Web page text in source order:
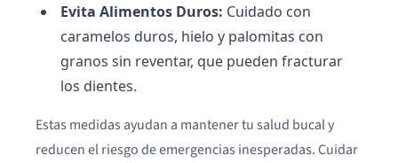
Evita Alimentos Duros: Cuidado con
caramelos duros, hielo y palomitas con
granos sin reventar, que pueden fracturar
los dientes.
Estas medidas ayudan a mantener tu salud bucal y
reducen el riesgo de emergencias inesperadas. Cuidar